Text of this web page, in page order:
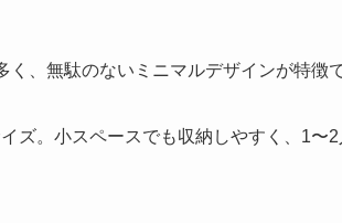
、無駄のないミニマルデザインが特徴で
ズ。小スペースでも収納しやすく、1〜